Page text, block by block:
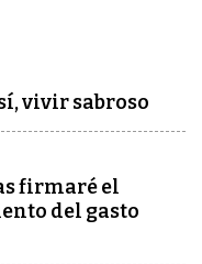
vivir sabroso
firmaré el
del gasto